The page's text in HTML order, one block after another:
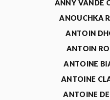
ANNY VANDE
ANOUCHKA
ANTOIN
ANTOIN
ANTOINE
ANTOINE
ANTOINE